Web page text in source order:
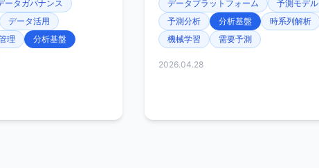
ータガバナンス
データ活用
理
分析基盤
データプラットフォーム
予測モデル
予測分析
分析基盤
時系列解析
機械学習
需要予測
2026.04.28